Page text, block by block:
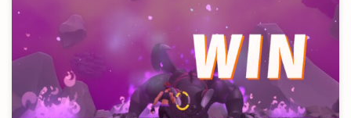
去年もたくさん頑張りました。年が明けたので、一年を振り
返ってみましょう。 去年達成したこと 去年の1 […]